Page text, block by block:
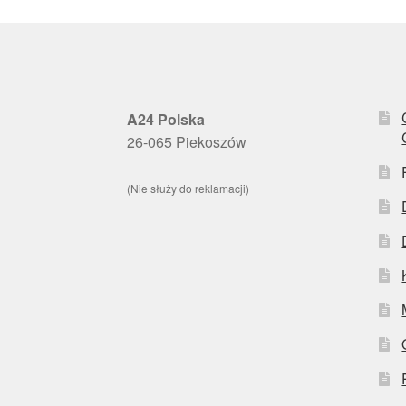
A24 Polska
26-065 Piekoszów
(Nie służy do reklamacji)